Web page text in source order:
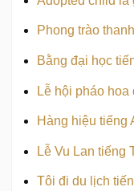
Phong trào
Bằng đại học
Lễ hội pháo
Hàng hiệu tiếng
Lễ Vu Lan tiếng
Tôi đi du lịch